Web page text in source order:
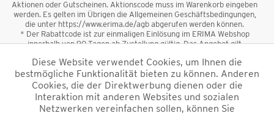
Aktionen oder Gutscheinen. Aktionscode muss im Warenkorb eingeben
werden. Es gelten im Übrigen die Allgemeinen Geschäftsbedingungen,
die unter https://www.erima.de/agb abgerufen werden können.
* Der Rabattcode ist zur einmaligen Einlösung im ERIMA Webshop
innerhalb von 90 Tagen ab Zustellung gültig. Das Angebot gilt
sowie Geschenkgutscheine sind vom Rabatt ausgeschlossen. Der
Rabattcode ist nicht mit anderen Aktionen oder Gutscheinen
kombinierbar. Der Mindestbestellwert beträgt 50 €
Diese Website verwendet Cookies, um Ihnen die
bestmögliche Funktionalität bieten zu können. Anderen
Cookies, die der Direktwerbung dienen oder die
Interaktion mit anderen Websites und sozialen
Netzwerken vereinfachen sollen, können Sie